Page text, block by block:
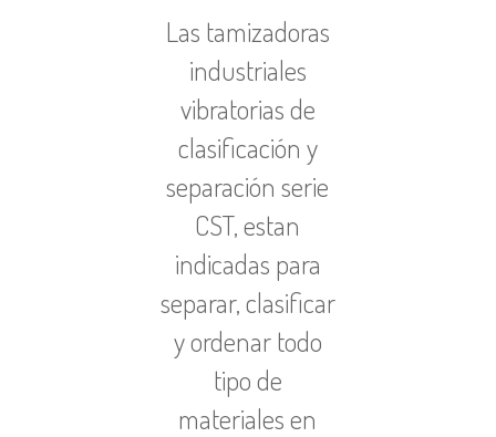
Las tamizadoras
industriales
vibratorias de
clasificación y
separación serie
CST, estan
indicadas para
separar, clasificar
y ordenartodo
tipo de
materiales en